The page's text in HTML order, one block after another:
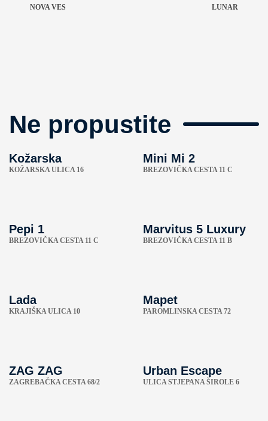
NOVA VES LUNAR
Ne propustite
Kožarska
KOŽARSKA ULICA 16
Mini Mi 2
BREZOVIČKA CESTA 11 C
Pepi 1
BREZOVIČKA CESTA 11 C
Marvitus 5 Luxury
BREZOVIČKA CESTA 11 B
Lada
KRAJIŠKA ULICA 10
Mapet
PAROMLINSKA CESTA 72
ZAG ZAG
ZAGREBAČKA CESTA 68/2
Urban Escape
ULICA STJEPANA ŠIROLE 6